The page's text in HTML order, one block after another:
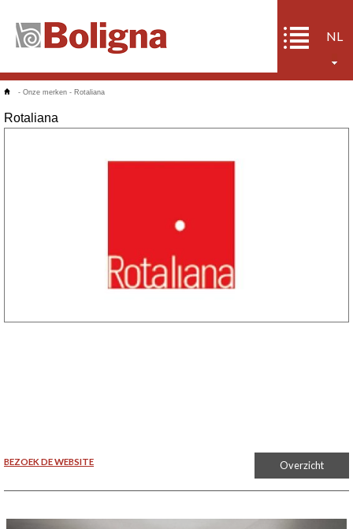
NL
- Onze merken - Rotaliana
Rotaliana
BEZOEK DE WEBSITE Overzicht